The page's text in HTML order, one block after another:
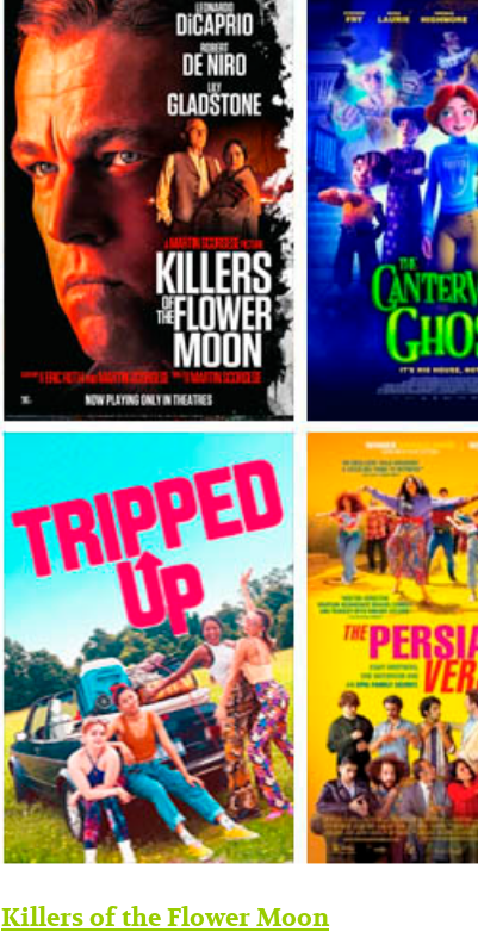
Killers of the Flower Moon